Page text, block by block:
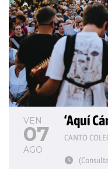
VEN
07
AGO
‘Aquí